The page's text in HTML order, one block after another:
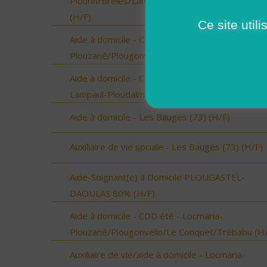
(H/F)
Aide à domicile - CDD été - Locmaria-
Plouzané/Plougonvelin/Le Conquet/Trébabu (H/
Aide à domicile - CDD été - Ploudalmézeau,
Lampaul-Ploudalmézeau, St Pabu (H/F)
Aide à domicile - Les Bauges (73) (H/F)
Auxiliaire de vie sociale - Les Bauges (73) (H/F)
Aide-Soignant(e) à Domicile PLOUGASTEL-
DAOULAS 80% (H/F)
Aide à domicile - CDD été - Locmaria-
Plouzané/Plougonvelin/Le Conquet/Trébabu
Auxiliaire de vie/aide à domicile - Locmaria-
Ce site